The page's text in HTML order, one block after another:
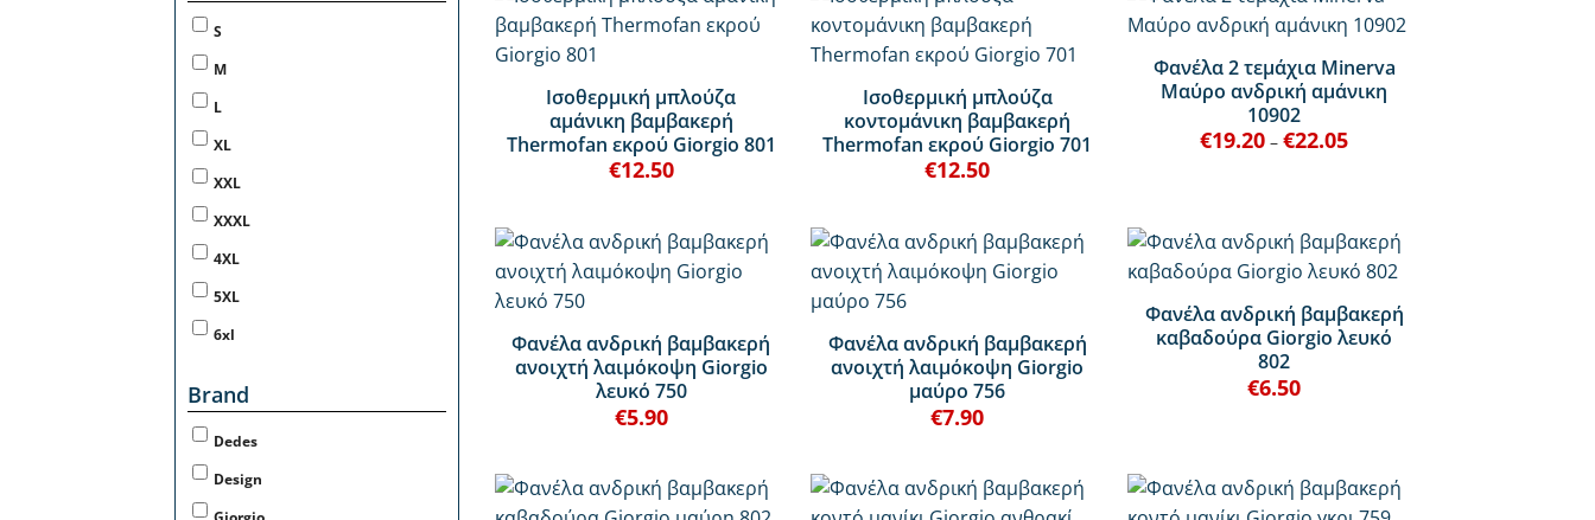
S
M
L
XL
XXL
XXXL
4XL
5XL
6xl
Brand
Dedes
Design
Ισοθερμική μπλούζα
αμάνικη βαμβακερή
Thermofan εκρού Giorgio 801
€12.50
Ισοθερμική μπλούζα
κοντομάνικη βαμβακερή
Thermofan εκρού Giorgio 701
€12.50
+
Φανέλα 2 τεμάχια Minerva
Μαύρο ανδρική αμάνικη
10902
€19.20 – €22.05Price
Φανέλα ανδρική βαμβακερή
ανοιχτή λαιμόκοψη Giorgio
λευκό 750
€5.90
+
Φανέλα ανδρική βαμβακερή
ανοιχτή λαιμόκοψη Giorgio
μαύρο 756
€7.90
+
Φανέλα ανδρική βαμβακερή
καβαδούρα Giorgio λευκό
802
€6.50
+